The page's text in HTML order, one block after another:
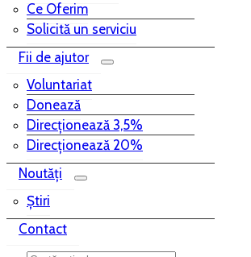
Ce Oferim
Solicită un serviciu
Fii de ajutor
Voluntariat
Donează
Direcționează 3,5%
Direcționează 20%
Noutăți
Știri
Contact